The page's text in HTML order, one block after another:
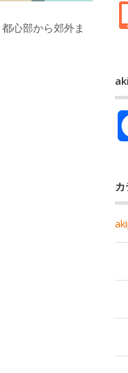
心部から郊外ま